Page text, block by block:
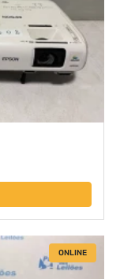
ONLINE